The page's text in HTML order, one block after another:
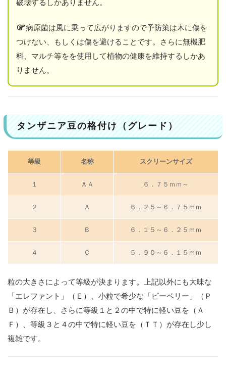
と
種
リ
マ
ジ
ャ
ル
ブ
マ
ム
ヤ
タ
キ
マ
ま
と
め
破壊するしかありません。
病原菌は風に乗って広がりますので予防策は木に傷を
つけない、もしくは傷を避けることです。さらに無機肥
料、マルチ等をを使用して植物の健康を維持するしかあ
りません。
タンザニア豆の格付け（グレード）
等級 名称 スクリーンサイズ
１ ＡＡ ６．７５ｍｍ～
２ Ａ ６．２５～６．７５ｍｍ
３ Ｂ ６．１５～６．２５ｍｍ
４ Ｃ ５．９０～６．１５ｍｍ
粒の大きさによって等級が決まります。上記以外にも大味な
「エレファント」（Ｅ）、小粒で希少な「ピーベリー」（Ｐ
Ｂ）が存在し、さらに等級１と２の中で特に軽い豆を（Ａ
Ｆ）、等級３と４の中で特に軽い豆を（ＴＴ）が存在し少し
複雑です。